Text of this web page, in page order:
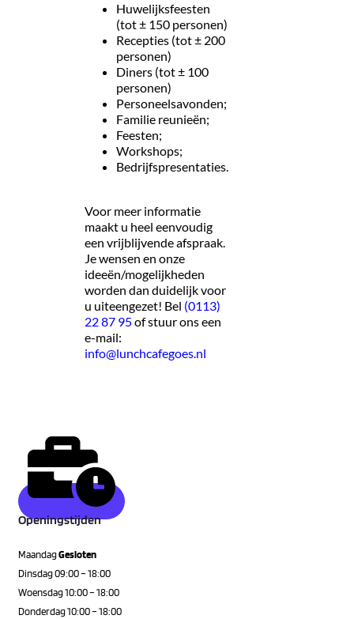
Huwelijksfeesten
(tot ± 150 personen)
Recepties (tot ± 200
personen)
Diners (tot ± 100
personen)
Personeelsavonden;
Familie reunieën;
Feesten;
Workshops;
Bedrijfspresentaties.
Voor meer informatie
maakt u heel eenvoudig
een vrijblijvende afspraak.
Je wensen en onze
ideeën/mogelijkheden
worden dan duidelijk voor
u uiteengezet! Bel (0113)
22 87 95of stuur ons een
e-mail:
info@lunchcafegoes.nl
Openingstijden
MaandagGesloten
Dinsdag 09:00 – 18:00
Woensdag 10:00 – 18:00
Donderdag 10:00 – 18:00